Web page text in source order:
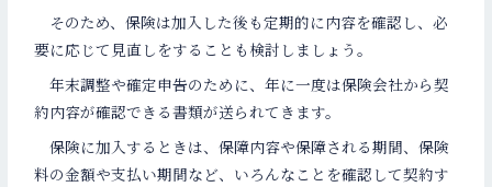
そのため、保険は加入した後も定期的に内容を確認し、必
要に応じて見直しをすることも検討しましょう。
年末調整や確定申告のために、年に一度は保険会社から契
約内容が確認できる書類が送られてきます。
保険に加入するときは、保障内容や保障される期間、保険
料の金額や支払い期間など、いろんなことを確認して契約す